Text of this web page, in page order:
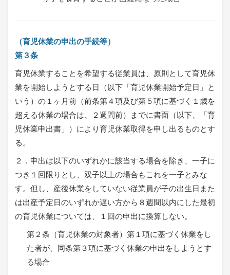
（育児休業の申出の手続等）
第３条
育児休業することを希望する従業員は、原則として育児休
業を開始しようとする日（以下「育児休業開始予定日」と
いう）の１ヶ月前（前条第４項及び第５項に基づく１歳を
超える休業の場合は、２週間前）までに書面（以下、「育
児休業申出書」）により育児休業取得を申し出るものとす
る。
２．申出は以下のいずれかに該当する場合を除き、一子に
つき１回限りとし、双子以上の場合もこれを一子とみな
す。但し、産後休業をしていない従業員が子の出生日また
は出産予定日のいずれか遅い方から８週間以内にした最初
の育児休業については、１回の申出に換算しない。
第２条（育児休業の対象者）第１項に基づく休業をし
た者が、同条第３項に基づく休業の申出をしようとす
る場合